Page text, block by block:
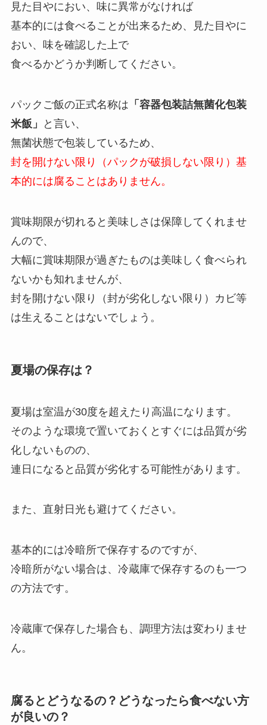
見た目やにおい、味に異常がなければ
基本的には食べることが出来るため、見た目やに
おい、味を確認した上で
食べるかどうか判断してください。
パックご飯の正式名称は 「容器包装詰無菌化包装
米飯」
と言い、
無菌状態で包装しているため、
封を開けない限り（パックが破損しない限り）基
本的には腐ることはありません。
賞味期限が切れると美味しさは保障してくれませ
んので、
大幅に賞味期限が過ぎたものは美味しく食べられ
ないかも知れませんが、
封を開けない限り（封が劣化しない限り）カビ等
は生えることはないでしょう。
夏場の保存は？
夏場は室温が30度を超えたり高温になります。
そのような環境で置いておくとすぐには品質が劣
化しないものの、
連日になると品質が劣化する可能性があります。
また、直射日光も避けてください。
基本的には冷暗所で保存するのですが、
冷暗所がない場合は、冷蔵庫で保存するのも一つ
の方法です。
冷蔵庫で保存した場合も、調理方法は変わりませ
ん。
腐るとどうなるの？どうなったら食べない方
が良いの？